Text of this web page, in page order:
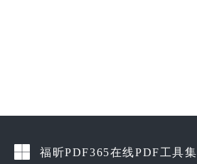
福昕PDF365在线PDF工具集